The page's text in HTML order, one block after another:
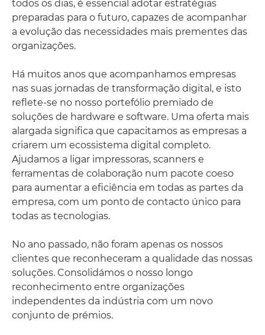
todos os dias, é essencial adotar estratégias
preparadas para o futuro, capazes de acompanhar
a evolução das necessidades mais prementes das
organizações.
Há muitos anos que acompanhamos empresas
nas suas jornadas de transformação digital, e isto
reflete-se no nosso portefólio premiado de
soluções de hardware e software. Uma oferta mais
alargada significa que capacitamos as empresas a
criarem um ecossistema digital completo.
Ajudamos a ligar impressoras, scanners e
ferramentas de colaboração num pacote coeso
para aumentar a eficiência em todas as partes da
empresa, com um ponto de contacto único para
todas as tecnologias.
No ano passado, não foram apenas os nossos
clientes que reconheceram a qualidade das nossas
soluções. Consolidámos o nosso longo
reconhecimento entre organizações
independentes da indústria com um novo
conjunto de prémios.